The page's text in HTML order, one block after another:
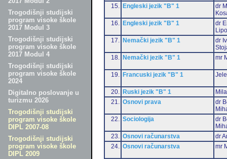
Trogodišnji studijski
program visoke škole
2017 Modul 3
Trogodišnji studijski
program visoke škole
2017 Modul 4
Trogodišnji studijski
program visoke škole
2024
Digitalno poslovanje u
turizmu 2026
Trogodišnji studijski
program visoke škole
DIPL 2007-08
Trogodišnji studijski
program visoke škole
DIPL 2009
15. Engleski jezik "B" 1
dr
16.
Engleski jezik "B" 1
dr
17.
Nemački jezik "B" 1
dr
18.
Nemački jezik "B" 1 mr
19. Francuski jezik "B" 1
20. Ruski jezik "B" 1
21.
Osnovi prava
dr
22.
Sociologija
dr
23.
Osnovi računarstva
dr
24.
Osnovi računarstva mr